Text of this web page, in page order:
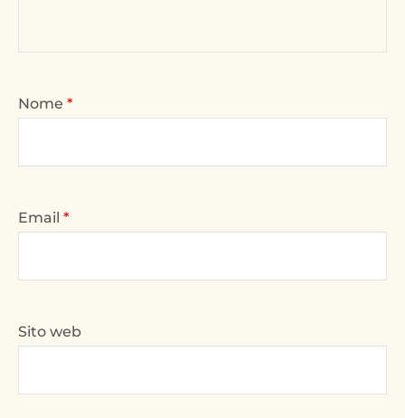
Nome *
Email *
Sito web